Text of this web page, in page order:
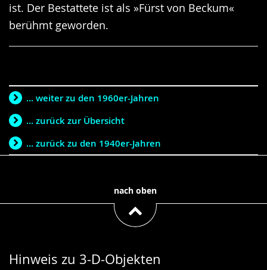
ist. Der Bestattete ist als »Fürst von Beckum«
berühmt geworden.
... weiter zu den 1960er-Jahren
... zurück zur Übersicht
... zurück zu den 1940er-Jahren
nach oben
Hinweis zu 3-D-Objekten